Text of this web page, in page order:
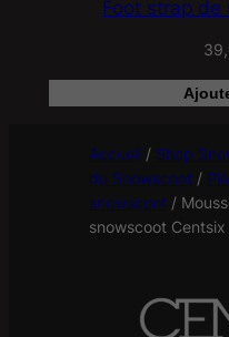
Foot strap de
Accueil / Shop
du Snowscoot /
snowscoot /
snowscoot Centsix